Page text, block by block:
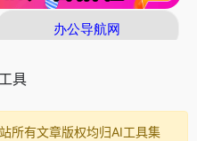
具
所有文章版权均归AI工具集